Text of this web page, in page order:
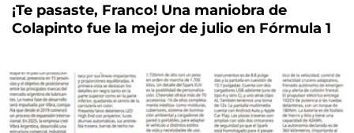
¡Te pasaste, Franco! Una maniobra de
Colapinto fue la mejor de julio en Fórmula 1